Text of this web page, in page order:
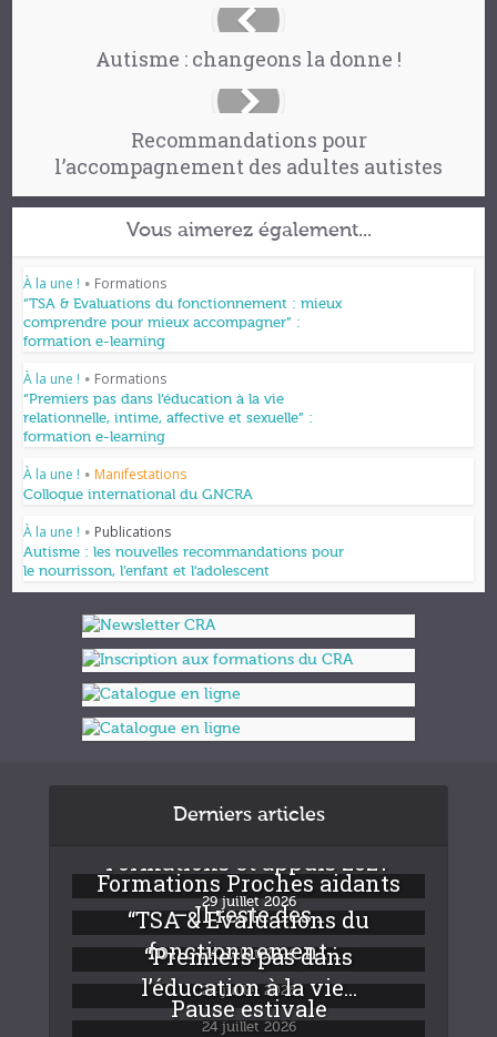
Autisme : changeons la donne !
Recommandations pour
l’accompagnement des adultes autistes
Vous aimerez également...
À la une ! • Formations
“TSA & Evaluations du fonctionnement : mieux
comprendre pour mieux accompagner” :
formation e-learning
À la une ! • Formations
“Premiers pas dans l’éducation à la vie
relationnelle, intime, affective et sexuelle” :
formation e-learning
À la une ! • Manifestations
Colloque international du GNCRA
À la une ! • Publications
Autisme : les nouvelles recommandations pour
le nourrisson, l’enfant et l’adolescent
Derniers articles
Formations et appuis 2027
29 juillet 2026
Formations Proches aidants
– Il reste des...
24 juillet 2026
“TSA & Evaluations du
fonctionnement :...
24 juillet 2026
“Premiers pas dans
l’éducation à la vie...
24 juillet 2026
Pause estivale